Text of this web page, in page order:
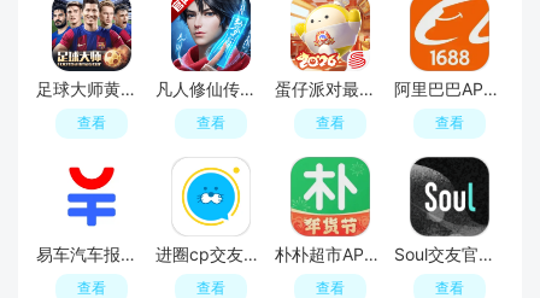
足球大师黄金一代手游
查看
凡人修仙传人界篇手游2026最新版
查看
蛋仔派对最新版
查看
阿里巴巴APP2026官方版
查看
易车汽车报价APP官方正版
查看
进圈cp交友软件手机版
查看
朴朴超市APP最新版本
查看
Soul交友官方APP最新版
查看